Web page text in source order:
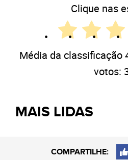
Clique nas
Média da classificação
votos:
MAIS LIDAS
COMPARTILHE: